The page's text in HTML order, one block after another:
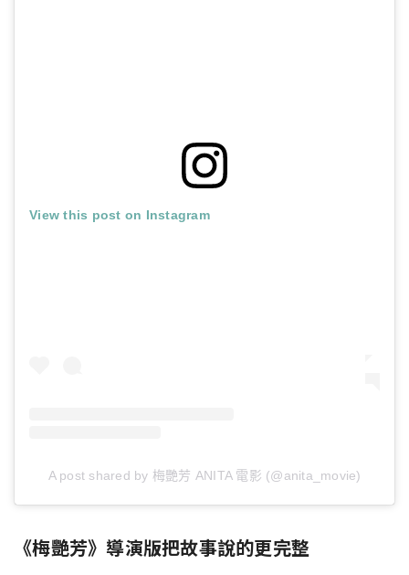
View this post on Instagram
A post shared by 梅艷芳 ANITA 電影 (@anita_movie)
《梅艷芳》導演版把故事說的更完整